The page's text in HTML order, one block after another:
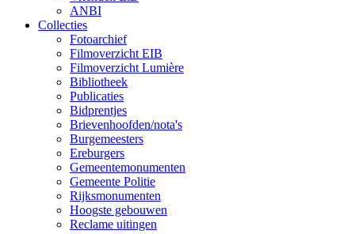
ANBI
Collecties
Fotoarchief
Filmoverzicht EIB
Filmoverzicht Lumière
Bibliotheek
Publicaties
Bidprentjes
Brievenhoofden/nota's
Burgemeesters
Ereburgers
Gemeentemonumenten
Gemeente Politie
Rijksmonumenten
Hoogste gebouwen
Reclame uitingen